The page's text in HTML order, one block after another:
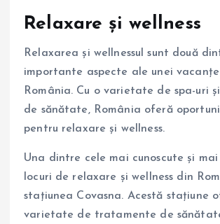
Relaxare și wellness
Relaxarea și wellnessul sunt două
importante aspecte ale unei
România. Cu o varietate de spa-uri
de sănătate, România oferă
pentru relaxare și wellness.
Una dintre cele mai cunoscute și mai
locuri de relaxare și wellness din
stațiunea Covasna. Acestă stațiune
varietate de tratamente de